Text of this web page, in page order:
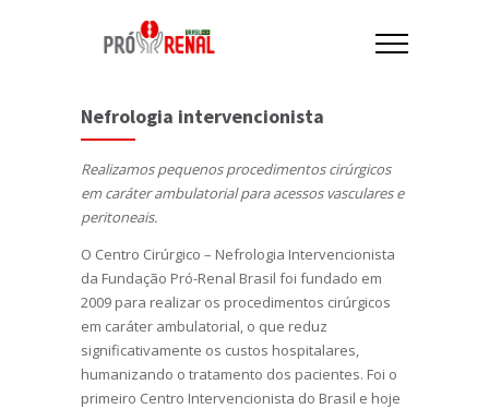
Nefrologia intervencionista
Realizamos pequenos procedimentos cirúrgicos
em caráter ambulatorial para acessos vasculares e
peritoneais.
O Centro Cirúrgico – Nefrologia Intervencionista
da Fundação Pró-Renal Brasil foi fundado em
2009 para realizar os procedimentos cirúrgicos
em caráter ambulatorial, o que reduz
significativamente os custos hospitalares,
humanizando o tratamento dos pacientes. Foi o
primeiro Centro Intervencionista do Brasil e hoje